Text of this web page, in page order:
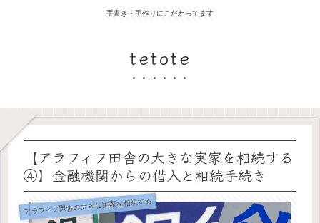
手書き・手作りにこだわってます
tetote
【アラフィフ田舎の大きな実家を相続する
④】金融機関からの借入と相続手続き
アラフィフ田舎の大きな実家を相続する